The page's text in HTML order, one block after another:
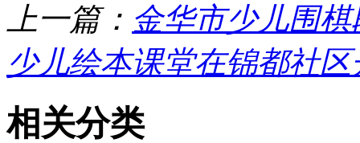
上一篇： 金华市少儿围
少儿绘本课堂在锦都社区
相关分类